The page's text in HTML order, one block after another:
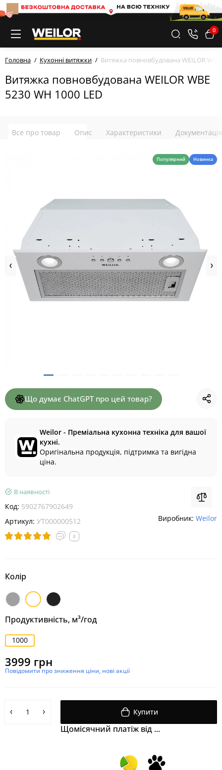
0
Головна Кухонні витяжки Витяжка повновбудована WEILOR WBE
Витяжка повновбудована WEILOR WBE
5230 WH 1000 LED
Все про товар Опис Характеристики Документація
Популярний Новинка
Що думає ChatGPT про цей товар?
Weilor - Преміальна кухонна техніка для вашої
кухні.
Оригінальна продукція, підтримка та вигідна
ціна.
В наявності
Код: 5902767902649
Артикул: УТ000000512
8
Виробник: Weilor
Колір
Нержавіюча
сталь
Білий Чорний
Продуктивність, м³/год
1000
3999 грн
Повідомити про зниження ціни, нові акції
Купити
Щомісячний платіж від ...